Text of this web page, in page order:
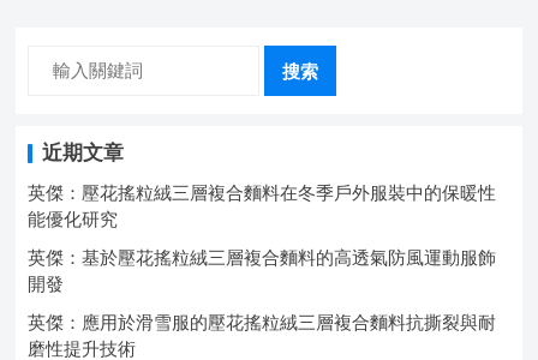
搜索
近期文章
英傑：壓花搖粒絨三層複合麵料在冬季戶外服裝中的保暖性
能優化研究
英傑：基於壓花搖粒絨三層複合麵料的高透氣防風運動服飾
開發
英傑：應用於滑雪服的壓花搖粒絨三層複合麵料抗撕裂與耐
磨性提升技術